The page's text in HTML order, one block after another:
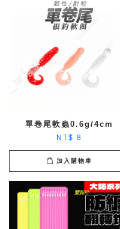
單卷尾軟蟲0.6g/4cm
NT$ 8
加入購物車